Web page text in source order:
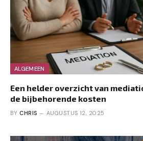
ALGEMEEN
Een helder overzicht van
de bijbehorende kosten
BY CHRIS AUGUSTUS 12, 2025